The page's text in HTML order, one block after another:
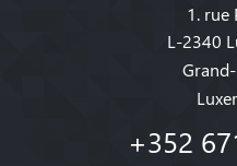
1. rue
L-2340
+352